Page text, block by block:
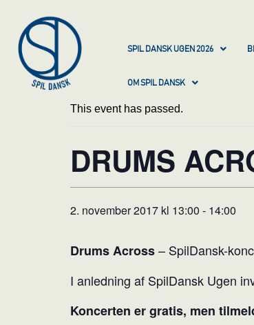
SPIL DANSK UGEN 2026
OM SPIL DANSK
This event has passed.
DRUMS
2. november 2017 kl 13:00 - 14:00
Drums Across– SpilDansk-
I anledning af SpilDansk Ugen
Koncerten er gratis, men